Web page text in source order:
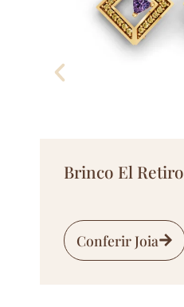
Brinco El Retiro
Conferir Joia